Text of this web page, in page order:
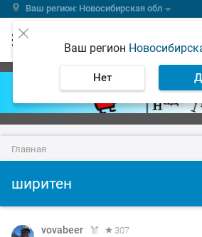
Ваш регион: Новосибирская обл
Ваш регион
Нет
Главная
ширитен
vovabeer
307